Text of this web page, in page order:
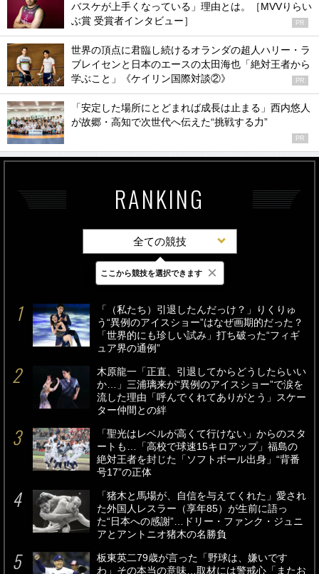
バスケが上手くなっている」理由とは。［MVVりらい
ぶ賞 受賞者インタビュー］
PR
世界の頂点に君臨し続けるオランダの超人ハリー・ラ
ブレイセンと日本のエースの太田海也「絶対王者から
学ぶこと」《ケイリン国際対談②》
PR
「安定した場所にとどまれば成長は止まる」西内悠人
が故郷・高知で次世代へ伝えた“挑戦する力”
PR
RANKING
全ての競技
最新 24時間 週間
「（私たち）引退したんだっけ？」りくりゅ
う“異例のアイスショー”はなぜ画期的だった？
「世界的にも珍しい試み」打ち破った“フィギ
ュア界の通例”
木原龍一「正直、引退してからどうしたらいい
か…」三浦璃来が“異例のアイスショー”で涙を
流した理由「呼んでくれてありがとう」スケー
ター仲間との絆
「聖光はレベルが高くて行けない」からのスタ
ートも…「高校で球速15キロアップ」福島の
絶対王者を封じた「ソフトボール出身」“背番
号17”の正体
「猪木と馬場が、自信を与えてくれた」愛され
た外国人レスラー（享年85）が生前に語っ
た“日本への感謝”…ドリー・ファンク・ジュニ
アとアントニオ猪木の名勝負
板東英二79歳が言った「野球は、嫌いです
わ」その本当の意味…取材には警戒心「またお
ここから競技を選択できます ×